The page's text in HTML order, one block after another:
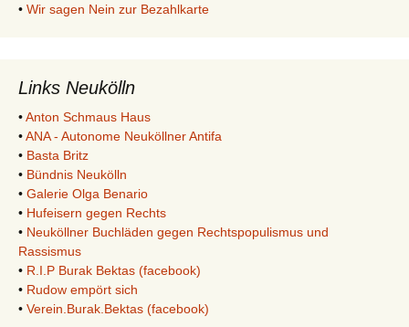
• Wir sagen Nein zur Bezahlkarte
Links Neukölln
•Anton Schmaus Haus
•ANA - Autonome Neuköllner Antifa
• Basta Britz
• Bündnis Neukölln
• Galerie Olga Benario
• Hufeisern gegen Rechts
• Neuköllner Buchläden gegen Rechtspopulismus und
Rassismus
• R.I.P Burak Bektas (facebook)
• Rudow empört sich
• Verein.Burak.Bektas (facebook)